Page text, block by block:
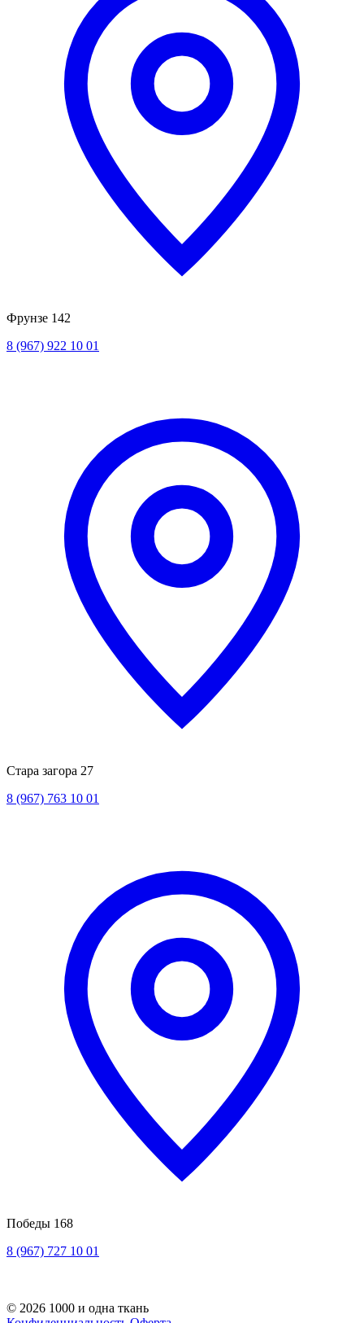
Фрунзе 142
8 (967) 922 10 01
Стара загора 27
8 (967) 763 10 01
Победы 168
8 (967) 727 10 01
© 2026 1000 и одна ткань